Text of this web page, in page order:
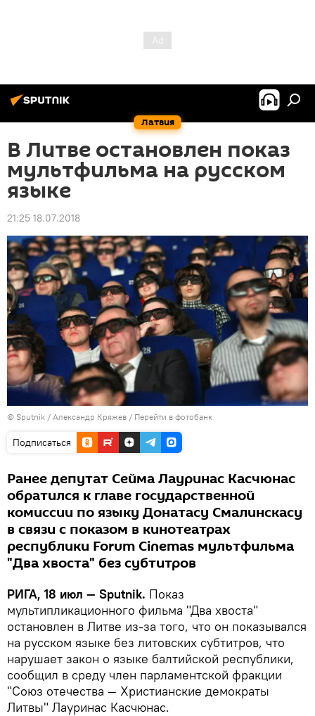
Латвия
В Литве остановлен показ
мультфильма на русском
языке
21:25 18.07.2018
© Sputnik / Александр Кряжев / Перейти в фотобанк
Подписаться
Ранее депутат Сейма Лауринас Касчюнас
обратился к главе государственной
комиссии по языку Донатасу Смалинскасу
в связи с показом в кинотеатрах
республики Forum Cinemas мультфильма
"Два хвоста" без субтитров
РИГА, 18 июл — Sputnik. Показ
мультипликационного фильма "Два хвоста"
остановлен в Литве из-за того, что он показывался
на русском языке без литовских субтитров, что
нарушает закон о языке балтийской республики,
сообщил в среду член парламентской фракции
"Союз отечества — Христианские демократы
Литвы" Лауринас Касчюнас.